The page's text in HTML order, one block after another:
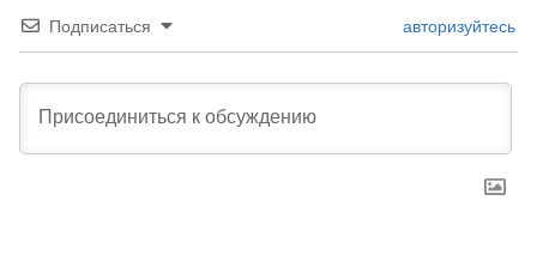
Подписаться авторизуйтесь